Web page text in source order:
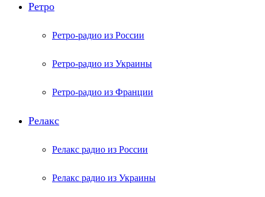
Ретро
Ретро-радио из России
Ретро-радио из Украины
Ретро-радио из Франции
Релакс
Релакс радио из России
Релакс радио из Украины